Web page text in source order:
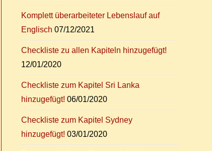
Kom­plett über­ar­bei­te­ter Le­bens­lauf auf
Englisch 07/12/2021
Check­lis­te zu al­len Ka­pi­teln hinzugefügt!
12/01/2020
Check­lis­te zum Ka­pi­tel Sri Lan­ka
hinzugefügt! 06/01/2020
Check­lis­te zum Ka­pi­tel Syd­ney
hinzugefügt! 03/01/2020